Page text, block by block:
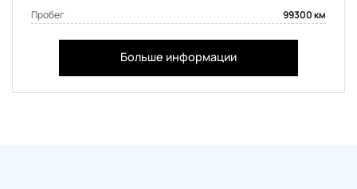
Пробег 99300 км
Больше информации